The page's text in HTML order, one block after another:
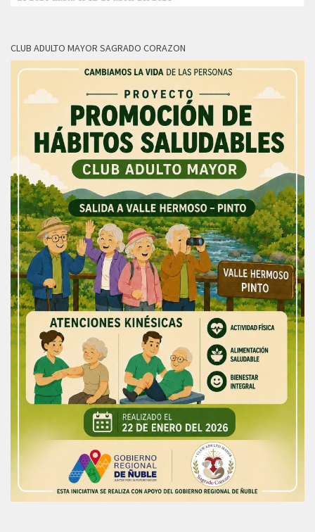
CLUB ADULTO MAYOR SAGRADO CORAZON